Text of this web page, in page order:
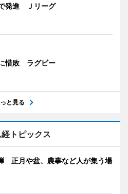
発進 Ｊリーグ
惜敗 ラグビー
と見る
トピックス
正月や盆、農事など人が集う場